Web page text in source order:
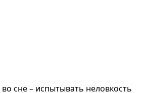
сне – испытывать неловкость